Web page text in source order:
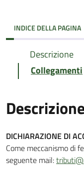
INDICE DELLA PAGINA
Descrizione
Collegamenti
DICHIARAZIONE DI
Come meccanismo di
seguente mail: